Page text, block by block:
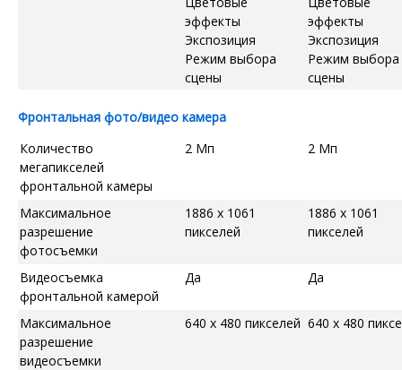
эффекты
Экспозиция
Режим выбора
сцены
эффекты
Экспозиция
Режим выбора
сцены
Фронтальная фото/видео камера
Количество
мегапикселей
фронтальной камеры
2 Мп 2 Мп
Максимальное
разрешение
фотосъемки
1886 x 1061
пикселей
1886 x 1061
пикселей
Видеосъемка
фронтальной камерой
Да Да
Максимальное
разрешение
видеосъемки
640 x 480 пикселей 640 x 480